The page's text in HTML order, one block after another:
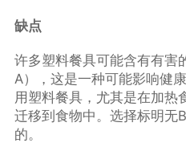
缺点
许多塑料餐具可能含有有害
A），这是一种可能影响健
用塑料餐具，尤其是在加热
迁移到食物中。选择标明无
的。